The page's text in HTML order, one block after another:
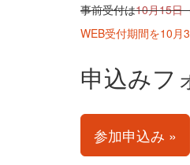
事前受付は10月15日
WEB受付期間を10月
申込みフ
参加申込み »